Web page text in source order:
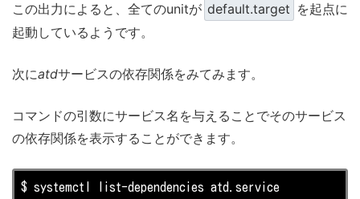
この出力によると、全てのunitが default.target を起点に
起動しているようです。
次にatdサービスの依存関係をみてみます。
コマンドの引数にサービス名を与えることでそのサービス
の依存関係を表示することができます。
$ systemctl list-dependencies atd.service